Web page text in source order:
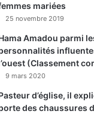
mariées
25 novembre 2019
Amadou parmi
(Classement
9 mars 2020
d’église, il
des chaussures